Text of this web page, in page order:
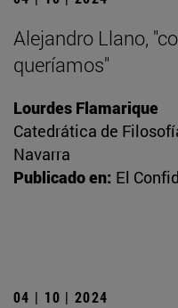
Alejandro Llano,
queríamos"
Lourdes Flamarique
Catedrática de
Navarra
Publicado en: El
04 | 10 | 2024